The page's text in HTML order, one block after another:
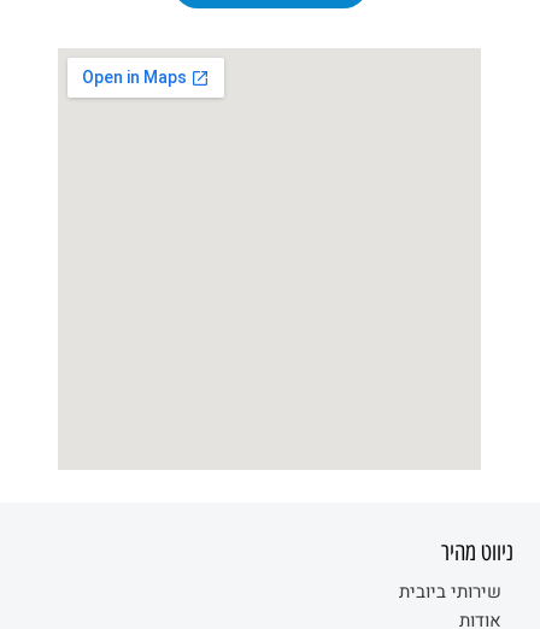
ניווט מהיר
שירותי ביובית
אודות